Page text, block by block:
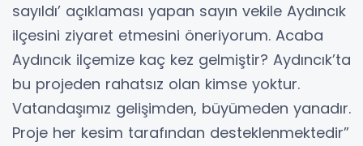
sayıldı’ açıklaması yapan sayın vekile Aydıncık
ilçesini ziyaret etmesini öneriyorum. Acaba
Aydıncık ilçemize kaç kez gelmiştir? Aydıncık’ta
bu projeden rahatsız olan kimse yoktur.
Vatandaşımız gelişimden, büyümeden yanadır.
Proje her kesim tarafından desteklenmektedir”